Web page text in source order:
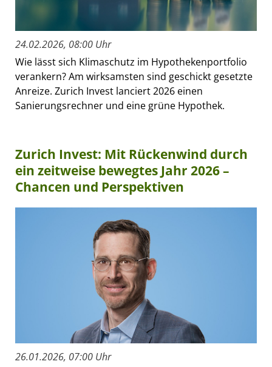
24.02.2026, 08:00 Uhr
Wie lässt sich Klimaschutz im Hypothekenportfolio
verankern? Am wirksamsten sind geschickt gesetzte
Anreize. Zurich Invest lanciert 2026 einen
Sanierungsrechner und eine grüne Hypothek.
Zurich Invest: Mit Rückenwind durch
ein zeitweise bewegtes Jahr 2026 –
Chancen und Perspektiven
26.01.2026, 07:00 Uhr